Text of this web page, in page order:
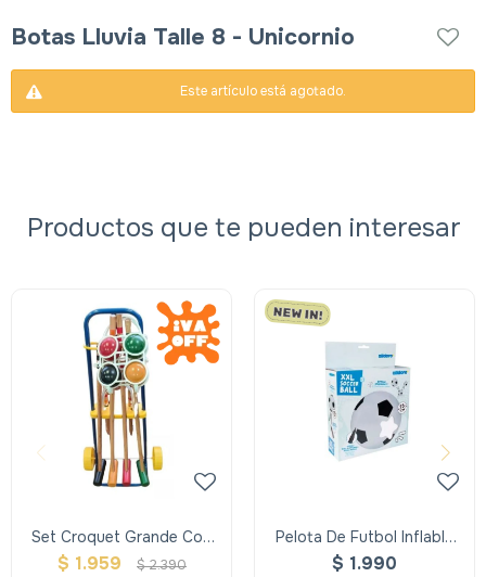
Botas Lluvia Talle 8 - Unicornio
Este artículo está agotado.
Productos que te pueden interesar
Set Croquet Grande Con
Carro
$ 1.959 $2.390
Pelota De Futbol Inflable
Xxl - Alldoro
$ 1.990